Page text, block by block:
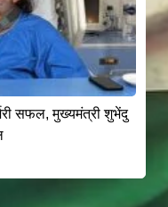
सफल, मुख्यमंत्री शुभेंदु